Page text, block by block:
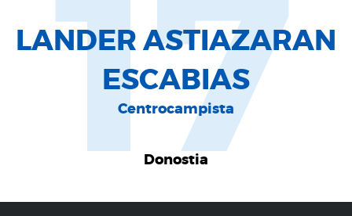
LANDER ASTIAZARAN
ESCABIAS
Centrocampista
Donostia
17